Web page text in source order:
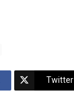
Twitter